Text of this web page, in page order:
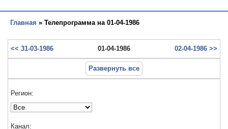
Главная » Телепрограмма на 01-04-1986
<< 31-03-1986 01-04-1986 02-04-1986 >>
Развернуть все
Регион:
Канал: